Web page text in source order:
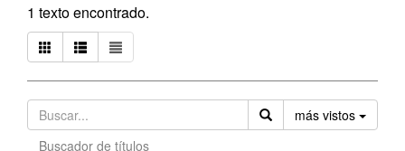
1 texto encontrado.
más vistos
Buscador de títulos